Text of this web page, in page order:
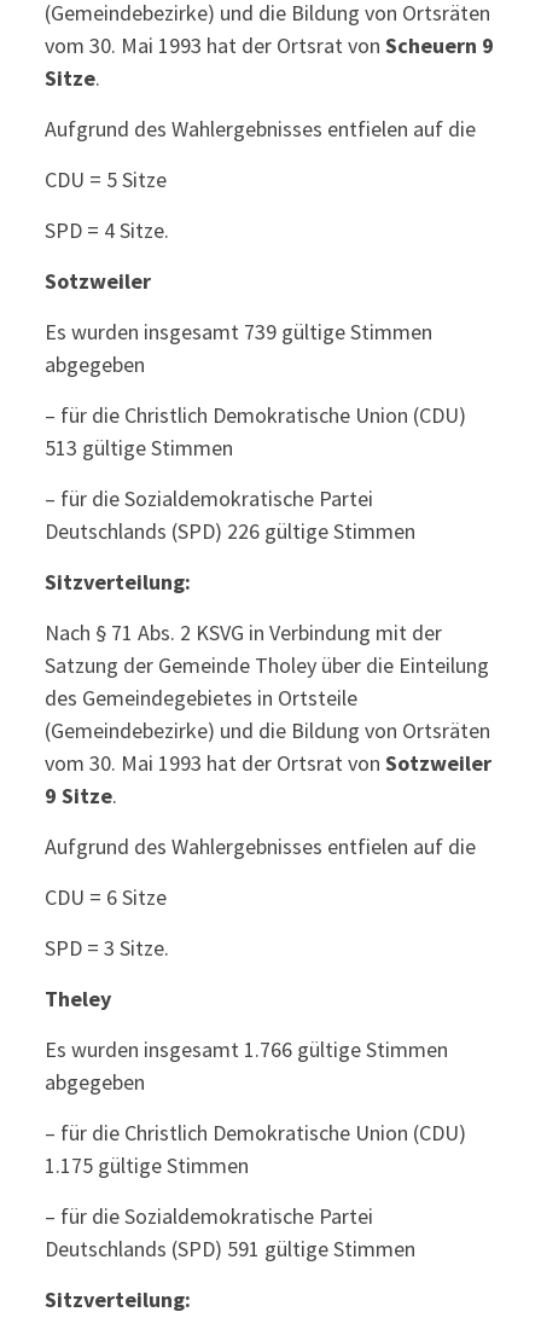
(Gemeindebezirke) und die Bildung von Ortsräten
vom 30. Mai 1993 hat der Ortsrat von Scheuern 9
Sitze.
Aufgrund des Wahlergebnisses entfielen auf die
CDU = 5 Sitze
SPD = 4 Sitze.
Sotzweiler
Es wurden insgesamt 739 gültige Stimmen
abgegeben
– für die Christlich Demokratische Union (CDU)
513 gültige Stimmen
– für die Sozialdemokratische Partei
Deutschlands (SPD) 226 gültige Stimmen
Sitzverteilung:
Nach § 71 Abs. 2 KSVG in Verbindung mit der
Satzung der Gemeinde Tholey über die Einteilung
des Gemeindegebietes in Ortsteile
(Gemeindebezirke) und die Bildung von Ortsräten
vom 30. Mai 1993 hat der Ortsrat von Sotzweiler
9 Sitze.
Aufgrund des Wahlergebnisses entfielen auf die
CDU = 6 Sitze
SPD = 3 Sitze.
Theley
Es wurden insgesamt 1.766 gültige Stimmen
abgegeben
– für die Christlich Demokratische Union (CDU)
1.175 gültige Stimmen
– für die Sozialdemokratische Partei
Deutschlands (SPD) 591 gültige Stimmen
Sitzverteilung: